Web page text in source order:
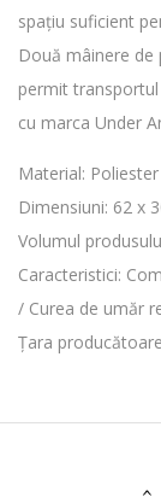
spațiu suficient
Două mâinere de
permit
cu marca Under
Material: Poliester
Dimensiuni: 62 x
Volumul
Caracteristici:
/ Curea de umăr
Țara